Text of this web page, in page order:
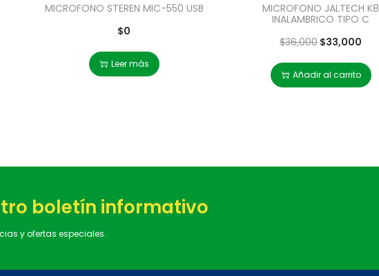
MICROFONO STEREN MIC-550 USB
$0
Leer más
MICROFONO JALTECH K8
INALAMBRICO TIPO C
$36,000 $33,000
Añadir al carrito
boletín informativo
y ofertas especiales.